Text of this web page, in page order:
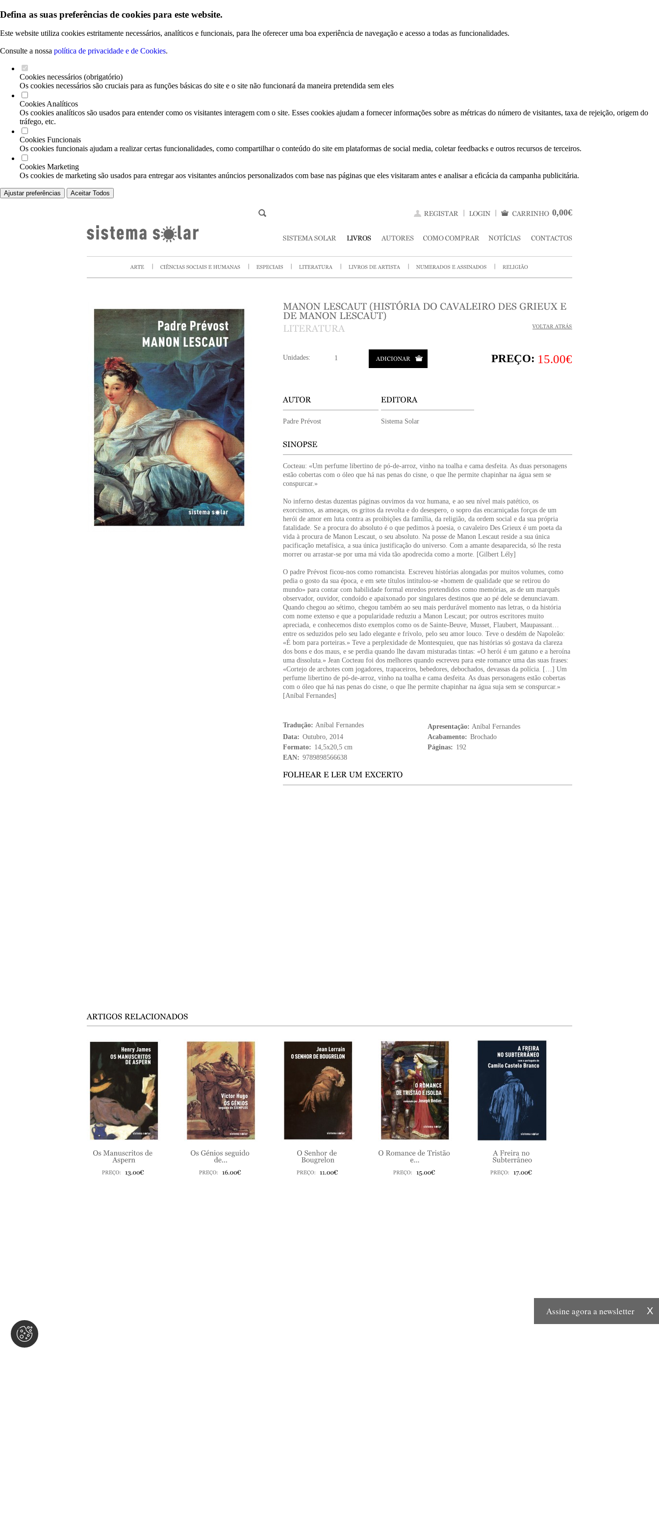
Defina as suas preferências de cookies para este website.
Este website utiliza cookies estritamente necessários, analíticos e funcionais, para lhe oferecer uma boa experiência de navegação e acesso a todas as funcionalidades.
Consulte a nossa política de privacidade e de Cookies.
Cookies necessários (obrigatório)
Os cookies necessários são cruciais para as funções básicas do site e o site não funcionará da maneira pretendida sem eles
Cookies Analíticos
Os cookies analíticos são usados para entender como os visitantes interagem com o site. Esses cookies ajudam a fornecer informações sobre as métricas do número de visitantes, taxa de rejeição, origem do
tráfego, etc.
Cookies Funcionais
Os cookies funcionais ajudam a realizar certas funcionalidades, como compartilhar o conteúdo do site em plataformas de social media, coletar feedbacks e outros recursos de terceiros.
Cookies Marketing
Os cookies de marketing são usados para entregar aos visitantes anúncios personalizados com base nas páginas que eles visitaram antes e analisar a eficácia da campanha publicitária.
Ajustar preferências Aceitar Todos
0,00€
Unidades: PREÇO: 15.00€
Padre Prévost Sistema Solar
Cocteau: «Um perfume libertino de pó-de-arroz, vinho na toalha e cama desfeita. As duas personagens
estão cobertas com o óleo que há nas penas do cisne, o que lhe permite chapinhar na água sem se
conspurcar.»
No inferno destas duzentas páginas ouvimos da voz humana, e ao seu nível mais patético, os
exorcismos, as ameaças, os gritos da revolta e do desespero, o sopro das encarniçadas forças de um
herói de amor em luta contra as proibições da família, da religião, da ordem social e da sua própria
fatalidade. Se a procura do absoluto é o que pedimos à poesia, o cavaleiro Des Grieux é um poeta da
vida à procura de Manon Lescaut, o seu absoluto. Na posse de Manon Lescaut reside a sua única
pacificação metafísica, a sua única justificação do universo. Com a amante desaparecida, só lhe resta
morrer ou arrastar-se por uma má vida tão apodrecida como a morte. [Gilbert Lély]
O padre Prévost ficou-nos como romancista. Escreveu histórias alongadas por muitos volumes, como
pedia o gosto da sua época, e em sete títulos intitulou-se «homem de qualidade que se retirou do
mundo» para contar com habilidade formal enredos pretendidos como memórias, as de um marquês
observador, ouvidor, condoído e apaixonado por singulares destinos que ao pé dele se denunciavam.
Quando chegou ao sétimo, chegou também ao seu mais perdurável momento nas letras, o da história
com nome extenso e que a popularidade reduziu a Manon Lescaut; por outros escritores muito
apreciada, e conhecemos disto exemplos como os de Sainte-Beuve, Musset, Flaubert, Maupassant…
entre os seduzidos pelo seu lado elegante e frívolo, pelo seu amor louco. Teve o desdém de Napoleão:
«É bom para porteiras.» Teve a perplexidade de Montesquieu, que nas histórias só gostava da clareza
dos bons e dos maus, e se perdia quando lhe davam misturadas tintas: «O herói é um gatuno e a heroína
uma dissoluta.» Jean Cocteau foi dos melhores quando escreveu para este romance uma das suas frases:
«Cortejo de archotes com jogadores, trapaceiros, bebedores, debochados, devassas da polícia. […] Um
perfume libertino de pó-de-arroz, vinho na toalha e cama desfeita. As duas personagens estão cobertas
com o óleo que há nas penas do cisne, o que lhe permite chapinhar na água suja sem se conspurcar.»
[Aníbal Fernandes]
Tradução: Aníbal Fernandes Apresentação: Aníbal Fernandes
Data: Outubro, 2014 Acabamento: Brochado
Formato: 14,5x20,5 cm Páginas: 192
EAN: 9789898566638
X
Assine agora a newsletter